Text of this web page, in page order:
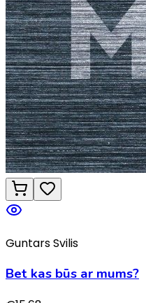
Guntars Svilis
Bet kas būs ar mums?